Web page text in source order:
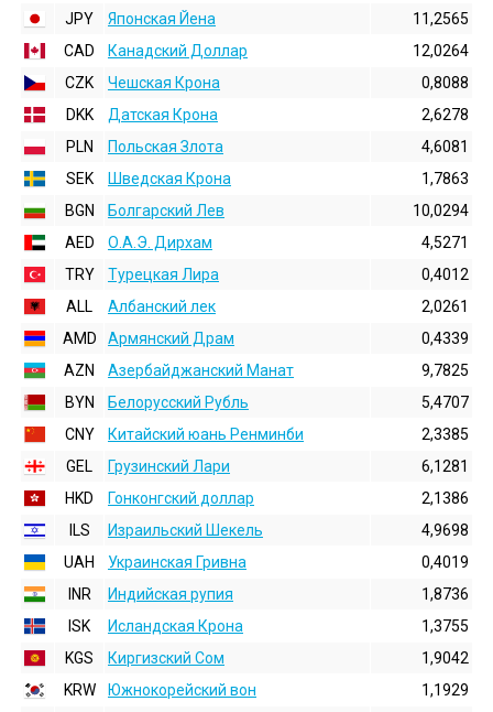
JPY
Японская Йена
11,2565
CAD
Канадский Доллар
12,0264
CZK
Чешская Крона
0,8088
DKK
Датская Крона
2,6278
PLN
Польская Злота
4,6081
SEK
Шведская Крона
1,7863
BGN
Болгарский Лев
10,0294
AED
О.А.Э. Дирхам
4,5271
TRY
Турецкая Лира
0,4012
ALL
Албанский лек
2,0261
AMD
Армянский Драм
0,4339
AZN
Азербайджанский Манат
9,7825
BYN
Белорусский Рубль
5,4707
CNY
Китайский юань Ренминби
2,3385
GEL
Грузинский Лари
6,1281
HKD
Гонконгский доллаp
2,1386
ILS
Израильский Шекель
4,9698
UAH
Украинская Гривна
0,4019
INR
Индийская pупия
1,8736
ISK
Исландская Крона
1,3755
KGS
Киргизский Сом
1,9042
KRW
Южнокорейский вон
1,1929